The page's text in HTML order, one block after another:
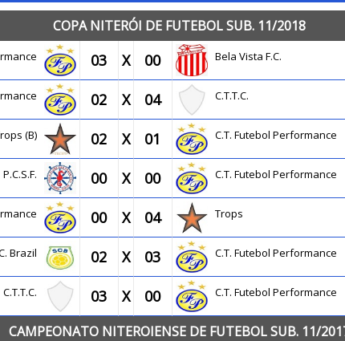
COPA NITERÓI DE FUTEBOL SUB. 11/2018
03 X 00 Bela Vista F.C.
02 X 04 C.T.T.C.
(B) 02 X 01 C.T. Futebol Performance
P.C.S.F. 00 X 00 C.T. Futebol Performance
00 X 04 Trops
Brazil 02 X 03 C.T. Futebol Performance
C.T.T.C. 03 X 00 C.T. Futebol Performance
CAMPEONATO NITEROIENSE DE FUTEBOL SUB. 11/